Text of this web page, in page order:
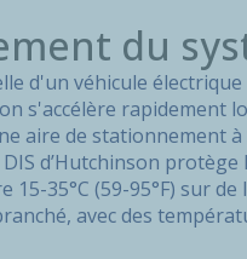
du
d'un véhicule électrique
s'accélère rapidement
aire de stationnement
d’Hutchinson
35°C (59-95°F) sur
avec des